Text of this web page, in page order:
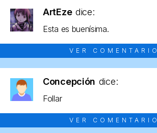
ArtEze dice:
Esta es buenísima.
VER COMENTARIO
Concepción dice:
Follar
VER COMENTARIO